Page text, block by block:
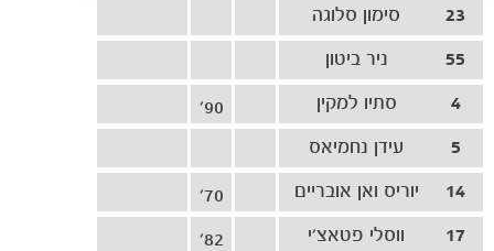
משחקים
ותוצאות
23
סימון סלוגה
55
ניר ביטון
4
סתיו למקין
90'
5
עידן נחמיאס
14
יוריס ואן אובריים
70'
17
ווסלי פטאצ'י
82'